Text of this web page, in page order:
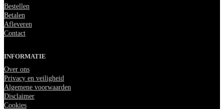
Bestellen
Betalen
Afleveren
Contact
INFORMATIE
Over ons
Privacy en veiligheid
Algemene voorwaarden
Disclaimer
Cookies